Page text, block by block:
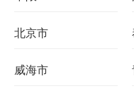
北京市
威海市